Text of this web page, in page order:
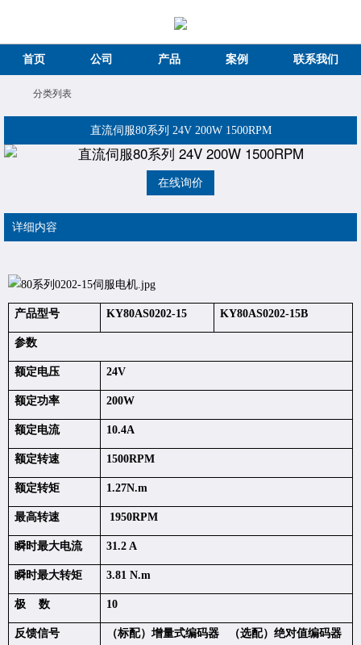
首页 公司 产品 案例 联系我们
分类列表
直流伺服80系列 24V 200W 1500RPM
在线询价
详细内容
产品型号 KY80AS0202-15 KY80AS0202-15B
参数
额定电压 24V
额定功率 200W
额定电流 10.4A
额定转速 1500RPM
额定转矩 1.27N.m
最高转速 1950RPM
瞬时最大电流 31.2 A
瞬时最大转矩 3.81 N.m
极 数 10
反馈信号 （标配）增量式编码器 （选配）绝对值编码器